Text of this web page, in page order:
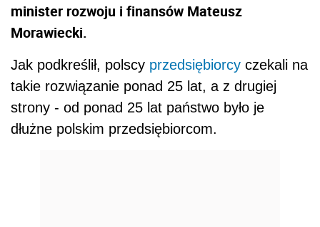
minister rozwoju i finansów Mateusz
Morawiecki.
Jak podkreślił, polscy przedsiębiorcy czekali na
takie rozwiązanie ponad 25 lat, a z drugiej
strony - od ponad 25 lat państwo było je
dłużne polskim przedsiębiorcom.